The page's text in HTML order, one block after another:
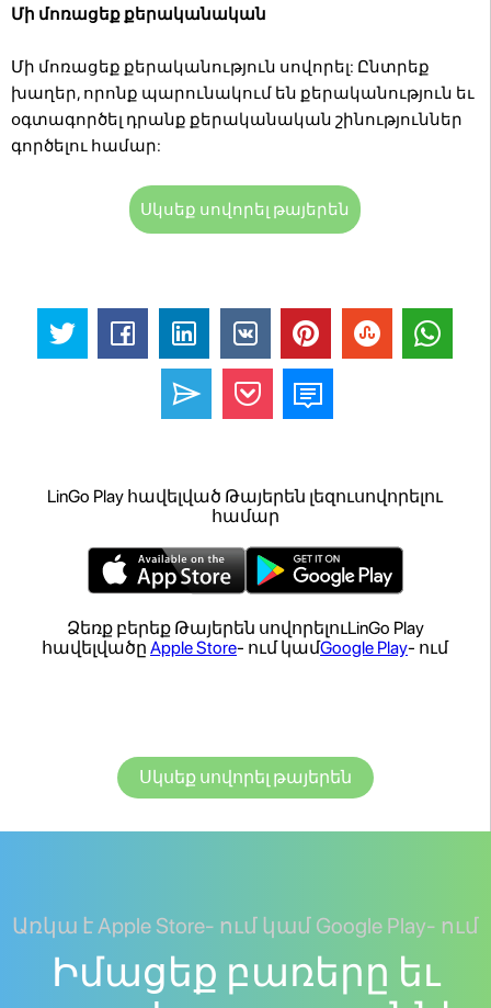
Մի մոռացեք քերականական
Մի մոռացեք քերականություն սովորել: Ընտրեք
խաղեր, որոնք պարունակում են քերականություն եւ
օգտագործել դրանք քերականական շինություններ
գործելու համար:
Սկսեք սովորել թայերեն
LinGo Play հավելված Թայերեն լեզուսովորելու
համար
Ձեռք բերեք Թայերեն սովորելուLinGo Play
հավելվածը Apple Store- ում կամGoogle Play- ում
Սկսեք սովորել թայերեն
Առկա է Apple Store- ում կամ Google Play- ում
Իմացեք բառերը եւ